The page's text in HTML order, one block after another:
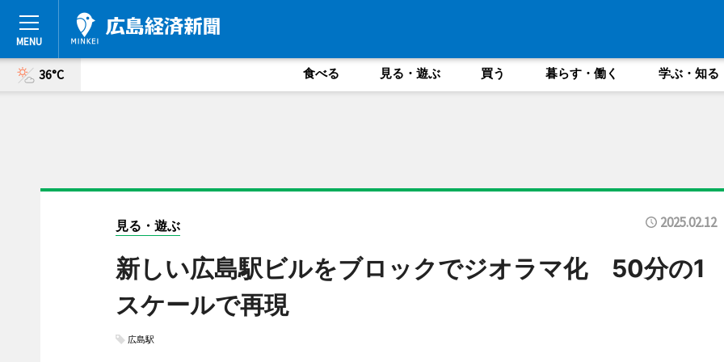
36°C 食べる 見る・遊ぶ 買う 暮らす・働く 学ぶ・知る
見る・遊ぶ 2025.02.12
新しい広島駅ビルをブロックでジオラマ化 50分の1
スケールで再現
広島駅